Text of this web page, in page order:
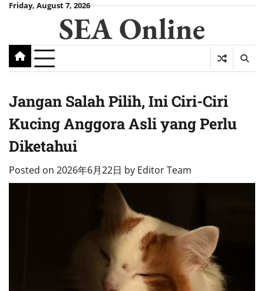
SkipFriday, August 7, 2026
SEA Online
Jangan Salah Pilih, Ini Ciri-Ciri
Kucing Anggora Asli yang Perlu
Diketahui
Posted on 2026年6月22日 by Editor Team